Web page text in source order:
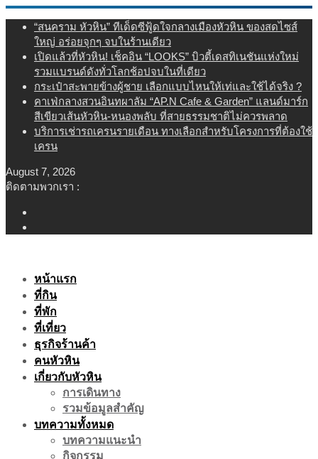
Skip
content
“สนคราม หัวหิน” ทีเด็ดซีฟู้ดใจกลางเมืองหัวหิน ของสดไซส์
ใหญ่ อร่อยจุกๆ จบในร้านเดียว
เปิดแล้วที่หัวหิน! เช็คอิน “LOOKS” บิวตี้เดสทิเนชันแห่งใหม่
รวมแบรนด์ดังทั่วโลกช้อปจบในที่เดียว
กระเป๋าสะพายข้างผู้ชาย เลือกแบบไหนให้เท่และใช้ได้จริง ?
คาเฟ่กลางสวนอินทผาลัม “AP.N Cafe & Garden” แลนด์มาร์ก
สีเขียวเส้นหัวหิน-หนองพลับ ที่สายธรรมชาติไม่ควรพลาด
บริการเช่ารถเครนรายเดือน ทางเลือกสำหรับโครงการที่ต้องใช้
เครน
August 7, 2026
ติดตามพวกเรา :
หน้าแรก
ที่กิน
ที่พัก
ที่เที่ยว
ธุรกิจร้านค้า
คนหัวหิน
เกี่ยวกับหัวหิน
การเดินทาง
รวมข้อมูลสำคัญ
บทความทั้งหมด
บทความแนะนำ
กิจกรรม